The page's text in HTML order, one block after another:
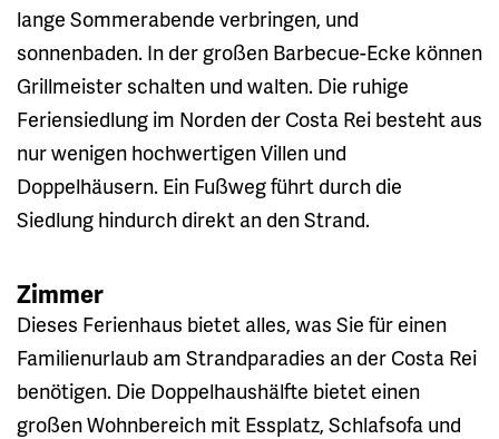
lange Sommerabende verbringen, und
sonnenbaden. In der großen Barbecue-Ecke können
Grillmeister schalten und walten. Die ruhige
Feriensiedlung im Norden der Costa Rei besteht aus
nur wenigen hochwertigen Villen und
Doppelhäusern. Ein Fußweg führt durch die
Siedlung hindurch direkt an den Strand.
Zimmer
Dieses Ferienhaus bietet alles, was Sie für einen
Familienurlaub am Strandparadies an der Costa Rei
benötigen. Die Doppelhaushälfte bietet einen
großen Wohnbereich mit Essplatz, Schlafsofa und